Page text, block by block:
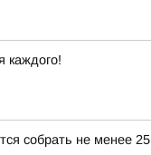
каждого!
собрать не менее